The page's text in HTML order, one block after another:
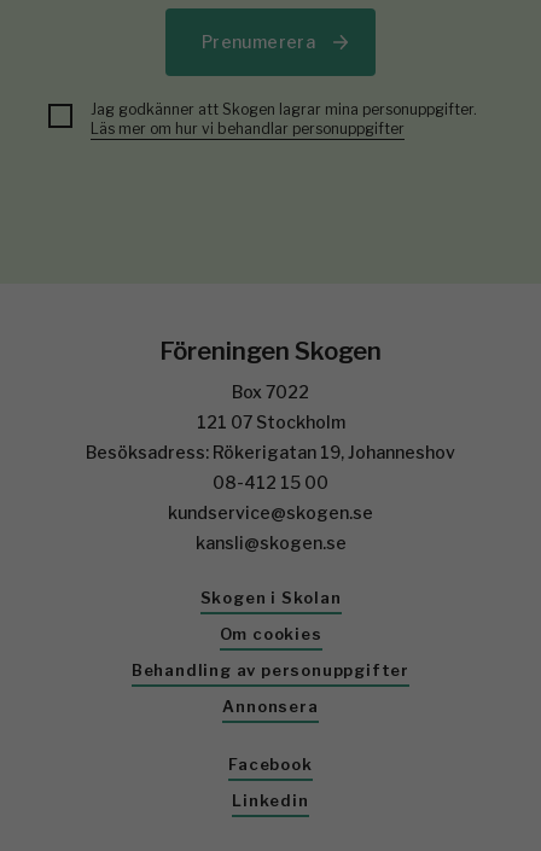
Prenumerera
Jag godkänner att Skogen lagrar mina personuppgifter.
Läs mer om hur vi behandlar personuppgifter
Föreningen Skogen
Box 7022
121 07 Stockholm
Besöksadress: Rökerigatan 19, Johanneshov
08-412 15 00
kundservice@skogen.se
kansli@skogen.se
Skogen i Skolan
Om cookies
Behandling av personuppgifter
Annonsera
Facebook
Linkedin